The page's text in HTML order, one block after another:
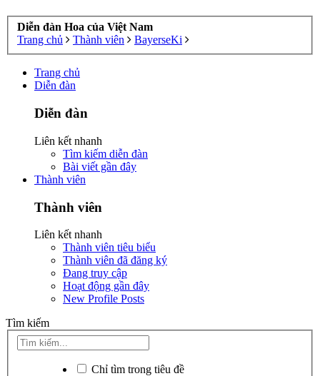
Diễn đàn Hoa của Việt Nam
Trang chủ
Thành viên BayerseKi
Trang chủ
Diễn đàn
Diễn đàn
Liên kết nhanh
Tìm kiếm diễn đàn
Bài viết gần đây
Thành viên
Thành viên
Liên kết nhanh
Thành viên tiêu biểu
Thành viên đã đăng ký
Đang truy cập
Hoạt động gần đây
New Profile Posts
Tìm kiếm
Chỉ tìm trong tiêu đề